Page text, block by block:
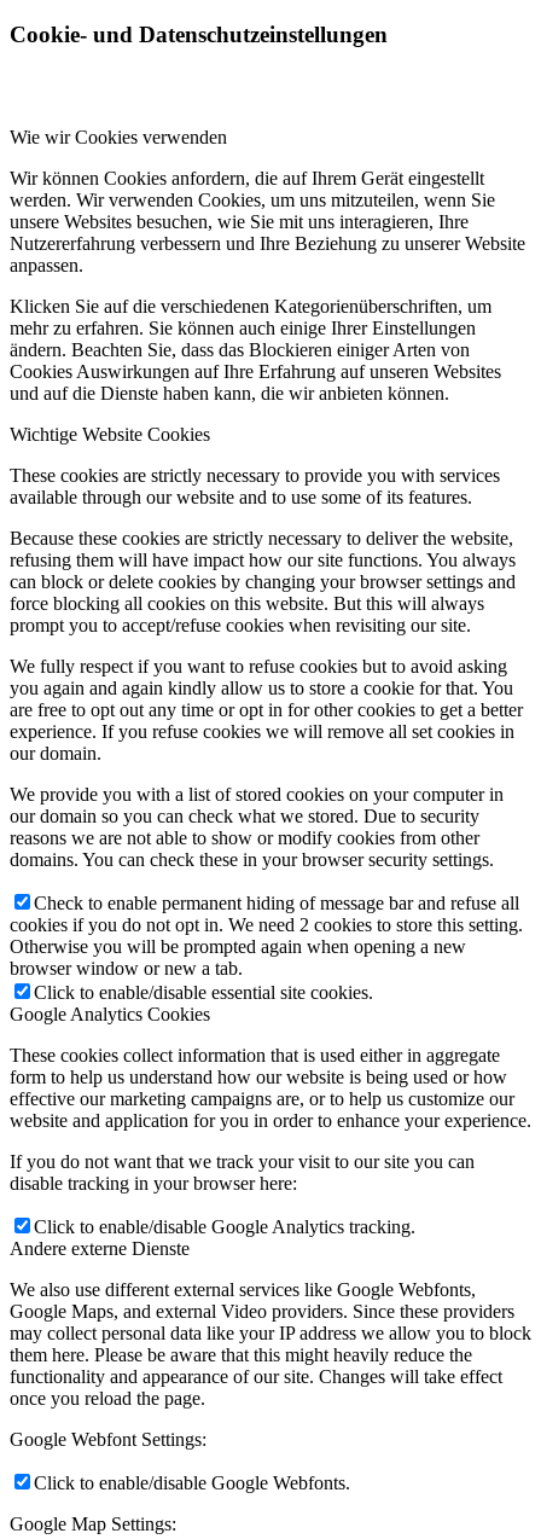
Cookie- und Datenschutzeinstellungen
Wie wir Cookies verwenden
Wir können Cookies anfordern, die auf Ihrem Gerät eingestellt
werden. Wir verwenden Cookies, um uns mitzuteilen, wenn Sie
unsere Websites besuchen, wie Sie mit uns interagieren, Ihre
Nutzererfahrung verbessern und Ihre Beziehung zu unserer Website
anpassen.
Klicken Sie auf die verschiedenen Kategorienüberschriften, um
mehr zu erfahren. Sie können auch einige Ihrer Einstellungen
ändern. Beachten Sie, dass das Blockieren einiger Arten von
Cookies Auswirkungen auf Ihre Erfahrung auf unseren Websites
und auf die Dienste haben kann, die wir anbieten können.
Wichtige Website Cookies
These cookies are strictly necessary to provide you with services
available through our website and to use some of its features.
Because these cookies are strictly necessary to deliver the website,
refusing them will have impact how our site functions. You always
can block or delete cookies by changing your browser settings and
force blocking all cookies on this website. But this will always
prompt you to accept/refuse cookies when revisiting our site.
We fully respect if you want to refuse cookies but to avoid asking
you again and again kindly allow us to store a cookie for that. You
are free to opt out any time or opt in for other cookies to get a better
experience. If you refuse cookies we will remove all set cookies in
our domain.
We provide you with a list of stored cookies on your computer in
our domain so you can check what we stored. Due to security
reasons we are not able to show or modify cookies from other
domains. You can check these in your browser security settings.
Check to enable permanent hiding of message bar and refuse all
cookies if you do not opt in. We need 2 cookies to store this setting.
Otherwise you will be prompted again when opening a new
browser window or new a tab.
Click to enable/disable essential site cookies.
Google Analytics Cookies
These cookies collect information that is used either in aggregate
form to help us understand how our website is being used or how
effective our marketing campaigns are, or to help us customize our
website and application for you in order to enhance your experience.
If you do not want that we track your visit to our site you can
disable tracking in your browser here:
Click to enable/disable Google Analytics tracking.
Andere externe Dienste
We also use different external services like Google Webfonts,
Google Maps, and external Video providers. Since these providers
may collect personal data like your IP address we allow you to block
them here. Please be aware that this might heavily reduce the
functionality and appearance of our site. Changes will take effect
once you reload the page.
Google Webfont Settings:
Click to enable/disable Google Webfonts.
Google Map Settings: